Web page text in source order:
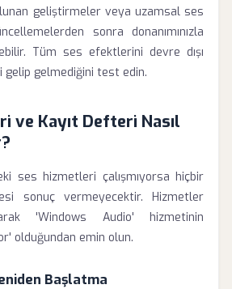
geliştirmeler veya uzamsal ses
sonra donanımınızla
Tüm ses efektlerini devre dışı
gelip gelmediğini test edin.
ve Kayıt Defteri Nasıl
ses hizmetleri çalışmıyorsa hiçbir
sonuç vermeyecektir. Hizmetler
'Windows Audio' hizmetinin
olduğundan emin olun.
Başlatma